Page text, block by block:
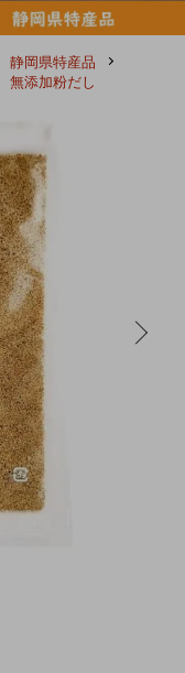
静岡県特産品
無添加粉だし